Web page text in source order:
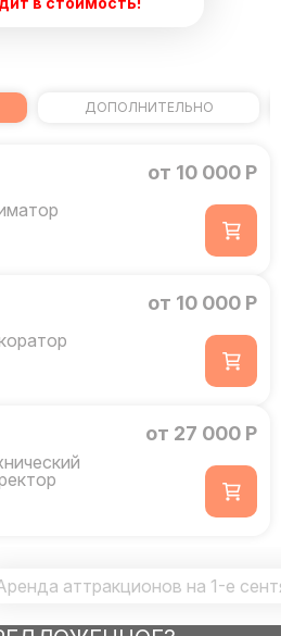
ДОПОЛНИТЕЛЬНО
от 10 000 Р
от 10 000 Р
от 27 000 Р
аттракционов на 1-е